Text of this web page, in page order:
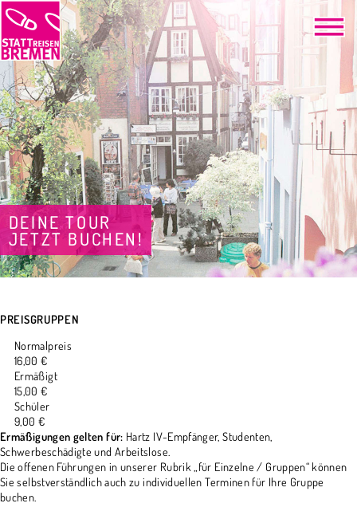
DEINE TOUR
JETZT BUCHEN!
PREISGRUPPEN
Normalpreis
16,00 €
Ermäßigt
15,00 €
Schüler
9,00 €
Ermäßigungen gelten für: Hartz IV-Empfänger, Studenten,
Schwerbeschädigte und Arbeitslose.
Die offenen Führungen in unserer Rubrik „für Einzelne / Gruppen“ können
Sie selbstverständlich auch zu individuellen Terminen für Ihre Gruppe
buchen.